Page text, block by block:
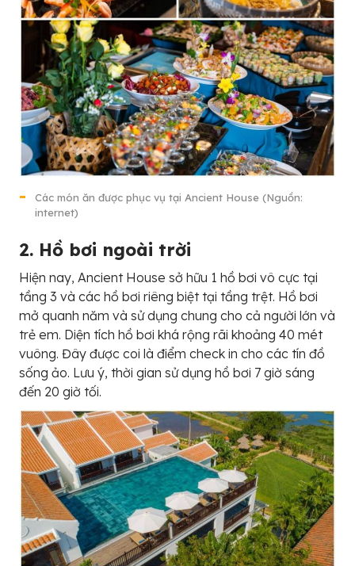
Các món ăn được phục vụ tại Ancient House (Nguồn:
internet)
2. Hồ bơi ngoài trời
Hiện nay, Ancient House sở hữu 1 hồ bơi vô cực tại
tầng 3 và các hồ bơi riêng biệt tại tầng trệt. Hồ bơi
mở quanh năm và sử dụng chung cho cả người lớn và
trẻ em. Diện tích hồ bơi khá rộng rãi khoảng 40 mét
vuông. Đây được coi là điểm check in cho các tín đồ
sống ảo. Lưu ý, thời gian sử dụng hồ bơi 7 giờ sáng
đến 20 giờ tối.